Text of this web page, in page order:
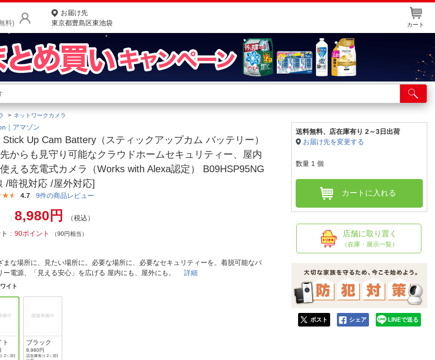
料)
お届け先
東京都豊島区東池袋
カート
商品をさがす
ランキングからさがす
カテゴリ一覧からさがす
お客様サポート
よくある質問・お問合せ
店舗サービス
ネット取り置き
店舗情報・店舗一覧
お取り寄せ品入荷状況照会
ネットワークカメラ
｜アマゾン
Stick Up Cam Battery（スティックアップカム バッテリー）
からも見守り可能なクラウドホームセキュリティー、屋内
える充電式カメラ（Works with Alexa認定） B09HSP95NG
/暗視対応 /屋外対応]
4.7 9件の商品レビュー
8,980円
（税込）
90ポイント （90円相当）
まな場所に、見たい場所に。必要な場所に、必要なセキュリティーを。着脱可能なバ
ー電源、「見える安心」を広げる 屋内にも、屋外にも。詳細
イト
ト
2～3日
ブラック
8,980円
店在庫有り 2～3日
送料無料、 店在庫有り 2～3日出荷
お届け先を変更する
数量 1 個
カートに入れる
店舗に取り置く
（在庫・展示一覧）
ポスト シェア LINEで送る